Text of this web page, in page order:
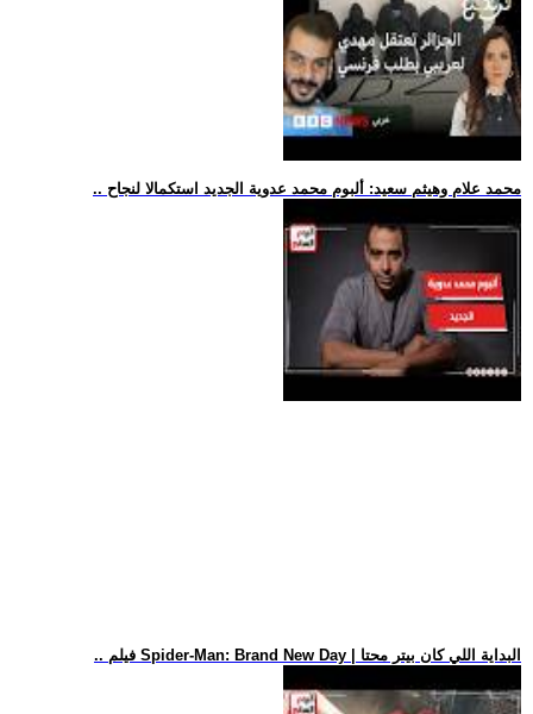
.. محمد علام وهيثم سعيد: ألبوم محمد عدوية الجديد استكمالا لنجاح
.. فيلم Spider-Man: Brand New Day | البداية اللي كان بيتر محتا